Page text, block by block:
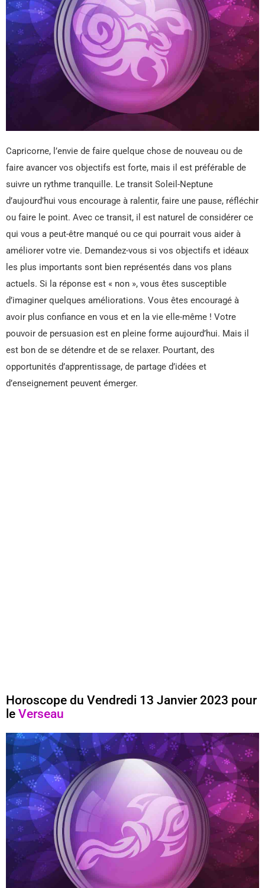
Capricorne, l’envie de faire quelque chose de nouveau ou de
faire avancer vos objectifs est forte, mais il est préférable de
suivre un rythme tranquille. Le transit Soleil-Neptune
d’aujourd’hui vous encourage à ralentir, faire une pause, réfléchir
ou faire le point. Avec ce transit, il est naturel de considérer ce
qui vous a peut-être manqué ou ce qui pourrait vous aider à
améliorer votre vie. Demandez-vous si vos objectifs et idéaux
les plus importants sont bien représentés dans vos plans
actuels. Si la réponse est « non », vous êtes susceptible
d’imaginer quelques améliorations. Vous êtes encouragé à
avoir plus confiance en vous et en la vie elle-même ! Votre
pouvoir de persuasion est en pleine forme aujourd’hui. Mais il
est bon de se détendre et de se relaxer. Pourtant, des
opportunités d’apprentissage, de partage d’idées et
d’enseignement peuvent émerger.
Horoscope du Vendredi 13 Janvier 2023 pour
le Verseau